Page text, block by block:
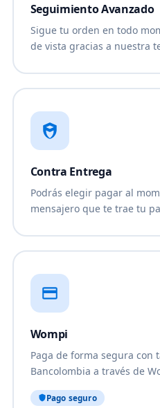
Seguimiento Avanzado
Sigue tu orden en todo
de vista gracias a nuestra
Contra Entrega
Podrás elegir pagar al
mensajero que te trae tu
Wompi
Paga de forma segura con
Bancolombia a través de
Pago seguro